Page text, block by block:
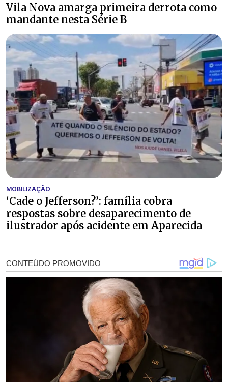
Vila Nova amarga primeira derrota como
mandante nesta Série B
MOBILIZAÇÃO
‘Cade o Jefferson?’: família cobra
respostas sobre desaparecimento de
ilustrador após acidente em Aparecida